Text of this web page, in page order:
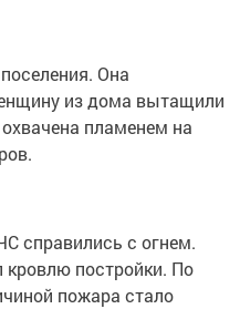
Она
из дома вытащили
пламенем на
справились с огнем.
постройки. По
пожара стало